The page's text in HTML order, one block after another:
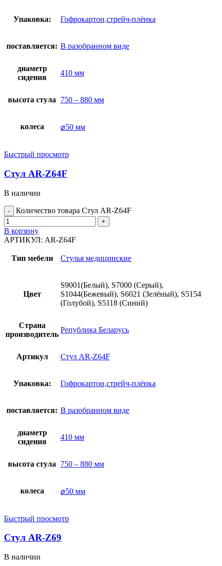
Упаковка: Гофрокартон,стрейч-плёнка
поставляется: В разобранном виде
диаметр
сидения
410 мм
высота стула 750 – 880 мм
колеса ⌀50 мм
Быстрый просмотр
Стул AR-Z64F
В наличии
Количество товара Стул AR-Z64F
В корзину
АРТИКУЛ: AR-Z64F
Тип мебели Стулья медицинские
Цвет
S9001(Белый), S7000 (Серый),
S1044(Бежевый), S6021 (Зелёный), S5154
(Голубой), S5118 (Синий)
Страна
производитель
Република Беларусь
Артикул Стул AR-Z64F
Упаковка: Гофрокартон,стрейч-плёнка
поставляется: В разобранном виде
диаметр
сидения
410 мм
высота стула 750 – 880 мм
колеса ⌀50 мм
Быстрый просмотр
Стул AR-Z69
В наличии